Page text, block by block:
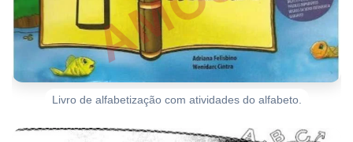
Livro de alfabetização com atividades do alfabeto.